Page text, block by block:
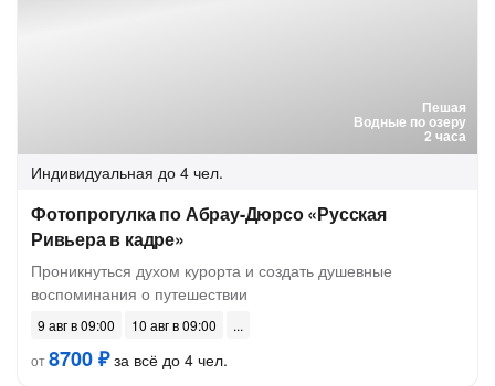
Пешая
Водные по озеру
2 часа
Индивидуальная до 4 чел.
Фотопрогулка по Абрау-Дюрсо «Русская
Ривьера в кадре»
Проникнуться духом курорта и создать душевные
воспоминания о путешествии
9 авг в 09:00
10 авг в 09:00
от8700 ₽за всё до 4 чел.